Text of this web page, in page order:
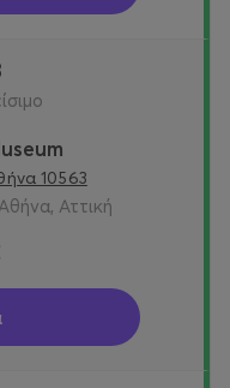
10563
Αττική